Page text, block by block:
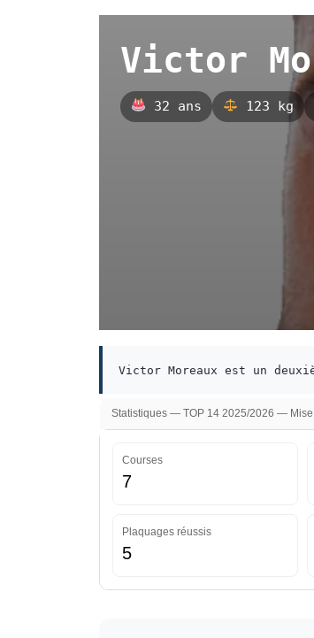
Victor
32 ans 123 kg
Victor Moreaux est un
Statistiques — TOP 14 2025/2026 —
Courses
7
Plaquages réussis
5